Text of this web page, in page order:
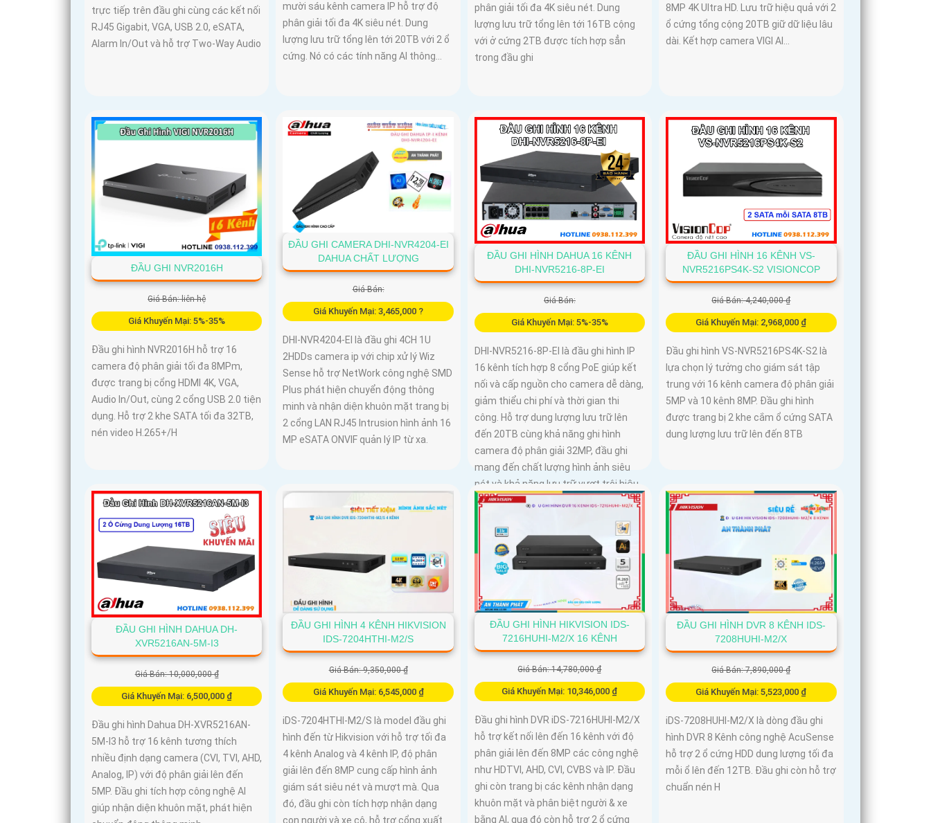
trực tiếp trên đầu ghi cùng các kết nối
RJ45 Gigabit, VGA, USB 2.0, eSATA,
Alarm In/Out và hỗ trợ Two-Way Audio
mười sáu kênh camera IP hỗ trợ độ
phân giải tối đa 4K siêu nét. Dung
lượng lưu trữ tổng lên tới 20TB với 2 ổ
cứng. Nó có các tính năng AI thông...
phân giải tối đa 4K siêu nét. Dung
lượng lưu trữ tổng lên tới 16TB cộng
với ở cứng 2TB được tích hợp sẳn
trong đầu ghi
8MP 4K Ultra HD. Lưu trữ hiệu quả với 2
ổ cứng tổng cộng 20TB giữ dữ liệu lâu
dài. Kết hợp camera VIGI AI...
ĐẦU GHI NVR2016H
Giá Bán: liên hệ
Giá Khuyến Mại: 5%-35%
Đầu ghi hình NVR2016H hỗ trợ 16
camera độ phân giải tối đa 8MPm,
được trang bị cổng HDMI 4K, VGA,
Audio In/Out, cùng 2 cổng USB 2.0 tiện
dụng. Hỗ trợ 2 khe SATA tối đa 32TB,
nén video H.265+/H
ĐẦU GHI CAMERA DHI-NVR4204-EI
DAHUA CHẤT LƯỢNG
Giá Bán:
Giá Khuyến Mại: 3,465,000 ?
DHI-NVR4204-EI là đầu ghi 4CH 1U
2HDDs camera ip với chip xử lý Wiz
Sense hỗ trợ NetWork công nghệ SMD
Plus phát hiện chuyển động thông
minh và nhận diện khuôn mặt trang bị
2 cổng LAN RJ45 Intrusion hình ảnh 16
MP eSATA ONVIF quản lý IP từ xa.
ĐẦU GHI HÌNH DAHUA 16 KÊNH
DHI-NVR5216-8P-EI
Giá Bán:
Giá Khuyến Mại: 5%-35%
DHI-NVR5216-8P-EI là đầu ghi hình IP
16 kênh tích hợp 8 cổng PoE giúp kết
nối và cấp nguồn cho camera dễ dàng,
giảm thiểu chi phí và thời gian thi
công. Hỗ trợ dung lượng lưu trữ lên
đến 20TB cùng khả năng ghi hình
camera độ phân giải 32MP, đầu ghi
mang đến chất lượng hình ảnh siêu
nét và khả năng lưu trữ vượt trội hiệu
suất mạnh mẽ, tính năng linh hoạt và
ĐẦU GHI HÌNH 16 KÊNH VS-
NVR5216PS4K-S2 VISIONCOP
Giá Bán: 4,240,000 ₫
Giá Khuyến Mại: 2,968,000 ₫
Đầu ghi hình VS-NVR5216PS4K-S2 là
lựa chọn lý tưởng cho giám sát tập
trung với 16 kênh camera độ phân giải
5MP và 10 kênh 8MP. Đầu ghi hình
được trang bị 2 khe cắm ổ cứng SATA
dung lượng lưu trữ lên đến 8TB
ĐẦU GHI HÌNH DAHUA DH-
XVR5216AN-5M-I3
Giá Bán: 10,000,000 ₫
Giá Khuyến Mại: 6,500,000 ₫
Đầu ghi hình Dahua DH-XVR5216AN-
5M-I3 hỗ trợ 16 kênh tương thích
nhiều định dạng camera (CVI, TVI, AHD,
Analog, IP) với độ phân giải lên đến
5MP. Đầu ghi tích hợp công nghệ AI
giúp nhận diện khuôn mặt, phát hiện
ĐẦU GHI HÌNH 4 KÊNH HIKVISION
IDS-7204HTHI-M2/S
Giá Bán: 9,350,000 ₫
Giá Khuyến Mại: 6,545,000 ₫
iDS-7204HTHI-M2/S là model đầu ghi
hình đến từ Hikvision với hỗ trợ tối đa
4 kênh Analog và 4 kênh IP, độ phân
giải lên đến 8MP cung cấp hình ảnh
giám sát siêu nét và mượt mà. Qua
đó, đầu ghi còn tích hợp nhận dạng
con người và xe cộ, hỗ trợ cổng xuất
ĐẦU GHI HÌNH HIKVISION IDS-
7216HUHI-M2/X 16 KÊNH
Giá Bán: 14,780,000 ₫
Giá Khuyến Mại: 10,346,000 ₫
Đầu ghi hình DVR iDS-7216HUHI-M2/X
hỗ trợ kết nối lên đến 16 kênh với độ
phân giải lên đến 8MP các công nghệ
như HDTVI, AHD, CVI, CVBS và IP. Đầu
ghi còn trang bị các kênh nhận dạng
khuôn mặt và phân biệt người & xe
bằng AI, qua đó còn hỗ trợ 2 ổ cứng
ĐẦU GHI HÌNH DVR 8 KÊNH IDS-
7208HUHI-M2/X
Giá Bán: 7,890,000 ₫
Giá Khuyến Mại: 5,523,000 ₫
iDS-7208HUHI-M2/X là dòng đầu ghi
hình DVR 8 Kênh công nghệ AcuSense
hỗ trợ 2 ổ cứng HDD dung lượng tối đa
mỗi ổ lên đến 12TB. Đầu ghi còn hỗ trợ
chuẩn nén H